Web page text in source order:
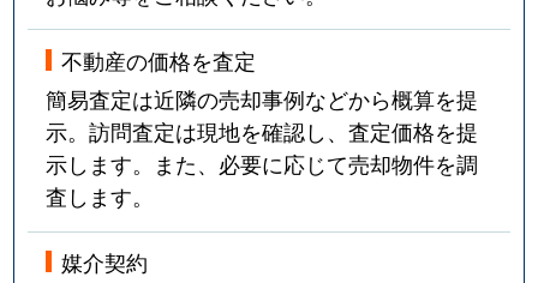
不動産の価格を査定
簡易査定は近隣の売却事例などから概算を提
示。訪問査定は現地を確認し、査定価格を提
示します。また、必要に応じて売却物件を調
査します。
媒介契約